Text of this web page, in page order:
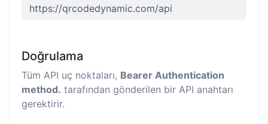
Doğrulama
Tüm API uç noktaları, Bearer Authentication
method. tarafından gönderilen bir API anahtarı
gerektirir.